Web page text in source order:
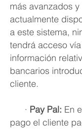
más avanzados
actualmente
a este sistema,
tendrá acceso
información
bancarios
cliente.
· Pay Pal: En
pago el cliente